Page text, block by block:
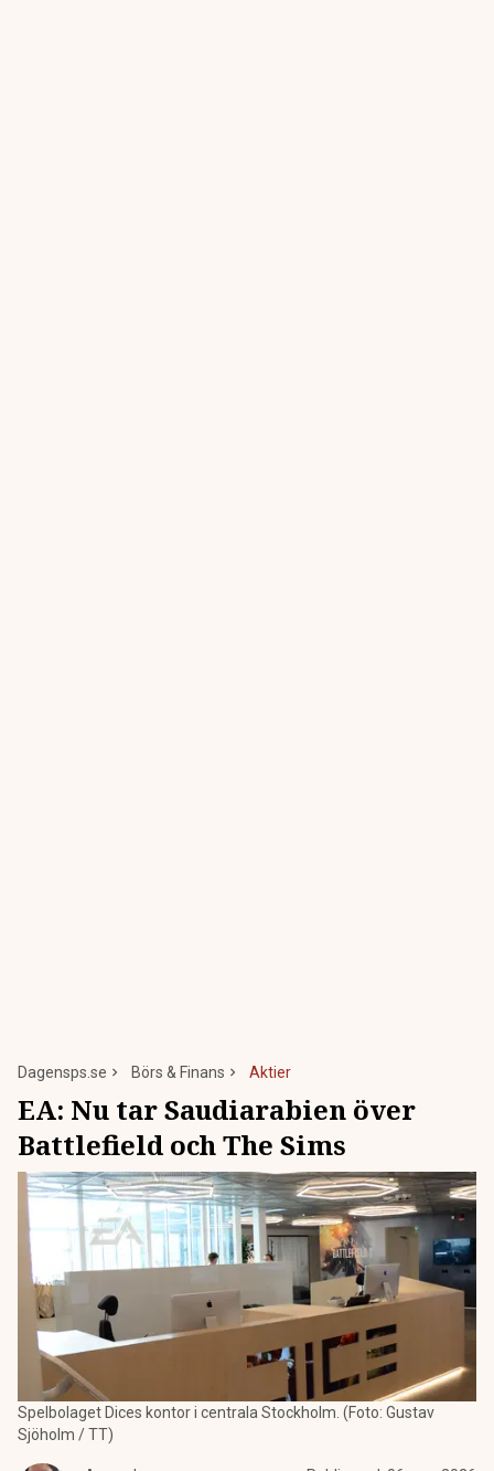
Dagensps.se Börs & Finans Aktier
EA: Nu tar Saudiarabien över
Battlefield och The Sims
Spelbolaget Dices kontor i centrala Stockholm. (Foto: Gustav
Sjöholm / TT)